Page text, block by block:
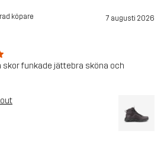
köpare 7 augusti 2026
skor funkade jättebra sköna och